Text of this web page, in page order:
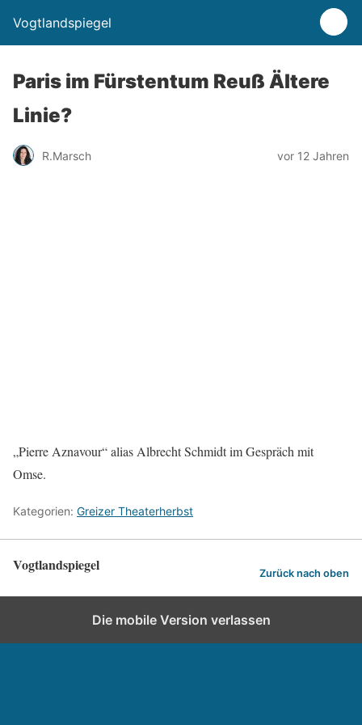
Vogtlandspiegel
Paris im Fürstentum Reuß Ältere
Linie?
R.Marsch vor 12 Jahren
„Pierre Aznavour“ alias Albrecht Schmidt im Gespräch mit
Omse.
Kategorien: Greizer Theaterherbst
Vogtlandspiegel Zurück nach oben
Die mobile Version verlassen